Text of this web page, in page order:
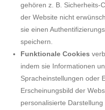
gehören z. B. Sicherheits-
der Website nicht
sie einen
speichern.
Funktionale Cookies
indem sie Informationen
Spracheinstellungen oder
Erscheinungsbild der
personalisierte